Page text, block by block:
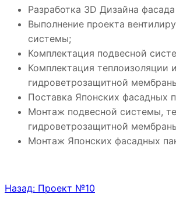
Разработка 3D Дизайна
Выполнение проекта
системы;
Комплектация подвесной
Комплектация теплоизоляции и
гидроветрозащитной
Поставка Японских фасадных
Монтаж подвесной системы,
гидроветрозащитной
Монтаж Японских фасадных
Назад: Проект №10